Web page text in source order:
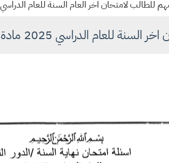
الدراسي 2025 مادة الاحياء الصف الثاني متوسط